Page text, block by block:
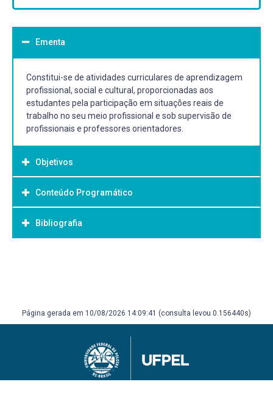
Ementa
Constitui-se de atividades curriculares de aprendizagem
profissional, social e cultural, proporcionadas aos
estudantes pela participação em situações reais de
trabalho no seu meio profissional e sob supervisão de
profissionais e professores orientadores.
Objetivos
Objetivo Geral:
Oferecer ao aluno vivência profissional na área de
Farmácia Magistral ou de Manipulação de
Conteúdo Programático
Bibliografia
PRISTA, L.N. et al. Tecnologia farmacêutica. 6 ed. Lisboa:
AULTON, M.E. Delineamento de formas farmacêuticas. 2
ed. Porto Alegre: Artmed, 2005.
Bibliografia Complementar:
Página gerada em 10/08/2026 14:09:41 (consulta levou 0.156440s)